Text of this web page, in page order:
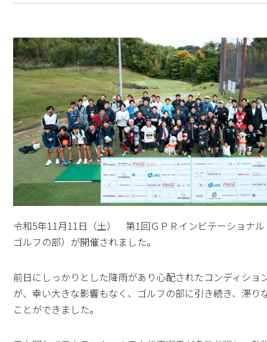
令和5年11月11日（土） 第1回ＧＰＲインビテーショナ
ゴルフの部）が開催されました。
前日にしっかりとした降雨があり心配されたコンディショ
が、幸い大きな影響もなく、ゴルフの部に引き続き、滞り
ことができました。